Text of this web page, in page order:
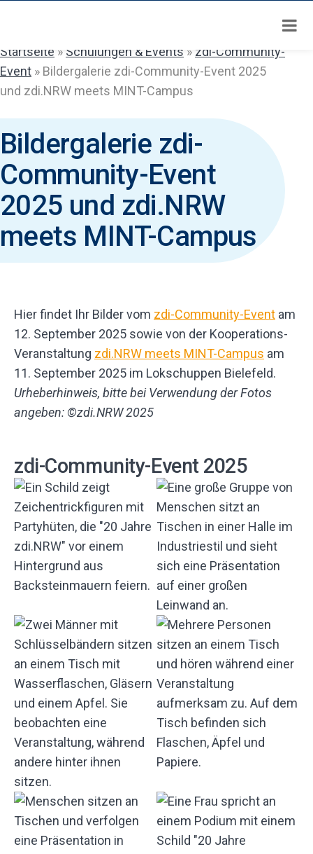
springen
Startseite » Schulungen & Events » zdi-Community-
Event » Bildergalerie zdi-Community-Event 2025
und zdi.NRW meets MINT-Campus
Bildergalerie zdi-
Community-Event
2025 und zdi.NRW
meets MINT-Campus
Hier findet Ihr Bilder vom zdi-Community-Event am
12. September 2025 sowie von der Kooperations-
Veranstaltung zdi.NRW meets MINT-Campus am
11. September 2025 im Lokschuppen Bielefeld.
Urheberhinweis, bitte bei Verwendung der Fotos
angeben: ©zdi.NRW2025
zdi-Community-Event 2025